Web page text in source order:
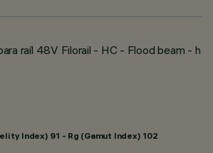
raíl 48V Filorail - HC - Flood beam - h
Index) 91 - Rg (Gamut Index) 102